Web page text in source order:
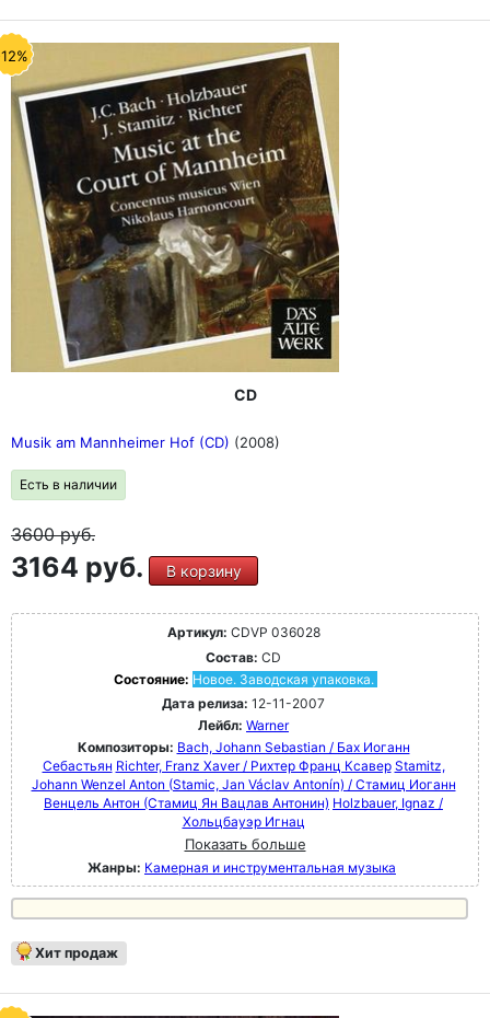
CD
Musik am Mannheimer Hof (CD) (2008)
Есть в наличии
3600руб.
3164 руб. В корзину
Артикул: CDVP 036028
Состав: CD
Состояние: Новое. Заводская упаковка.
Дата релиза: 12-11-2007
Лейбл: Warner
Композиторы: Bach, Johann Sebastian / Бах Иоганн
Себастьян Richter, Franz Xaver / Рихтер Франц Ксавер Stamitz,
Johann Wenzel Anton (Stamic, Jan Václav Antonín) / Стамиц Иоганн
Венцель Антон (Стамиц Ян Вацлав Антонин) Holzbauer, Ignaz /
Хольцбауэр Игнац
Показать больше
Жанры: Камерная и инструментальная музыка
Хит продаж